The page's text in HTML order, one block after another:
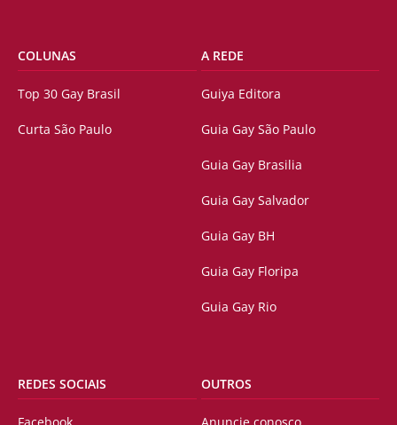
COLUNAS
Top 30 Gay Brasil
Curta São Paulo
A REDE
Guiya Editora
Guia Gay São Paulo
Guia Gay Brasilia
Guia Gay Salvador
Guia Gay BH
Guia Gay Floripa
Guia Gay Rio
REDES SOCIAIS OUTROS